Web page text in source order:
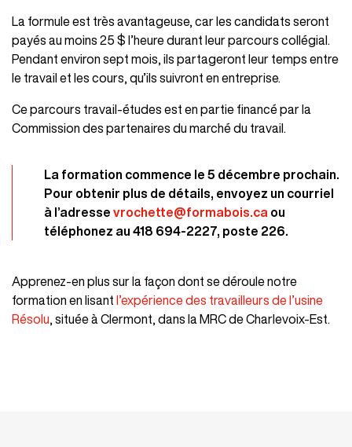
La formule est très avantageuse, car les candidats seront
payés au moins 25 $ l’heure durant leur parcours collégial.
Pendant environ sept mois, ils partageront leur temps entre
le travail et les cours, qu’ils suivront en entreprise.
Ce parcours travail-études est en partie financé par la
Commission des partenaires du marché du travail.
La formation commence le 5 décembre prochain.
Pour obtenir plus de détails, envoyez un courriel
à l’adresse vrochette@formabois.ca ou
téléphonez au 418 694-2227, poste 226.
Apprenez-en plus sur la façon dont se déroule notre
formation en lisant l’expérience des travailleurs de l’usine
Résolu, située à Clermont, dans la MRC de Charlevoix-Est.